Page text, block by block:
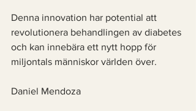
Denna innovation har potential att
revolutionera behandlingen av diabetes
och kan innebära ett nytt hopp för
miljontals människor världen över.
Daniel Mendoza